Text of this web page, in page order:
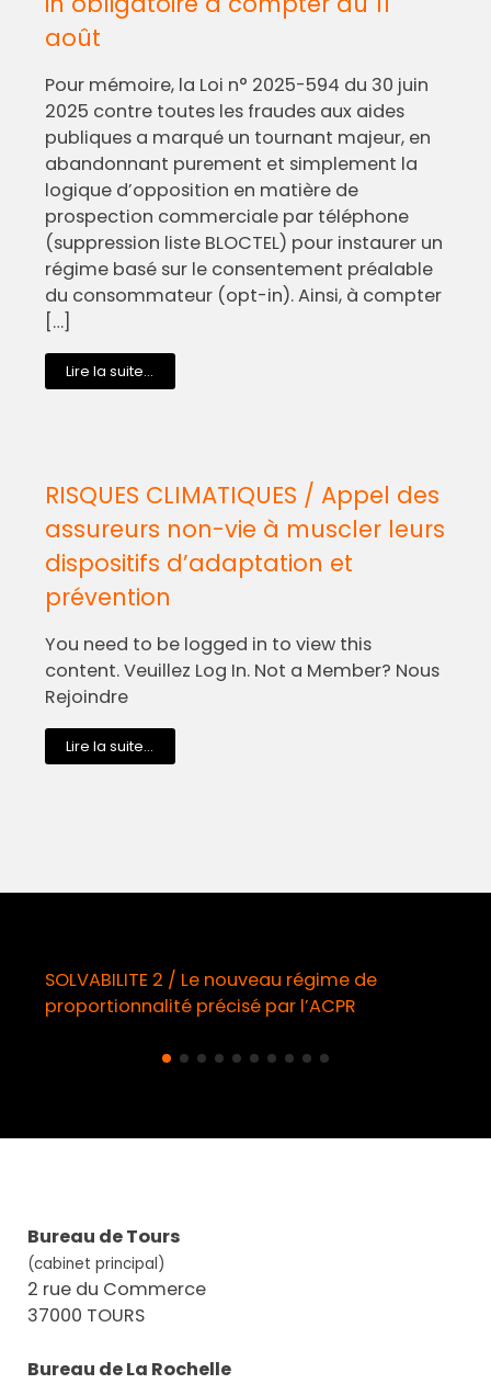
août
Pour mémoire, la Loi n° 2025-594 du 30 juin
2025 contre toutes les fraudes aux aides
publiques a marqué un tournant majeur, en
abandonnant purement et simplement la
logique d’opposition en matière de
prospection commerciale par téléphone
(suppression liste BLOCTEL) pour instaurer un
régime basé sur le consentement préalable
du consommateur (opt-in). Ainsi, à compter
[…]
Lire la suite...
RISQUES CLIMATIQUES / Appel des
assureurs non-vie à muscler leurs
dispositifs d’adaptation et
prévention
You need to be logged in to view this
content. Veuillez Log In. Not a Member? Nous
Rejoindre
Lire la suite...
SOLVABILITE 2 / Le nouveau régime de
proportionnalité précisé par l’ACPR
Bureau de Tours
(cabinet principal)
2 rue du Commerce
37000 TOURS
Bureau de La Rochelle